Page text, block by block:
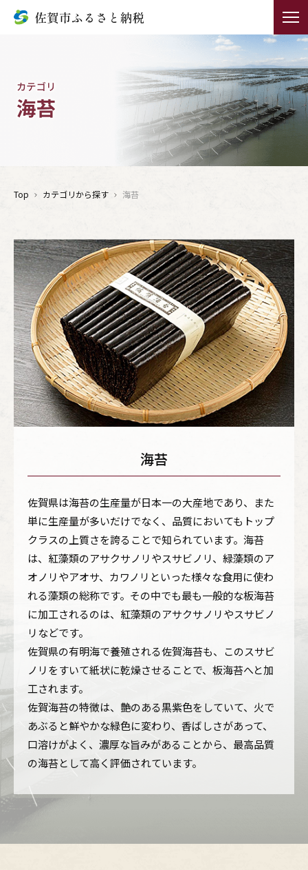
Top カテゴリから探す 海苔
海苔
佐賀県は海苔の生産量が日本一の大産地であり、また
単に生産量が多いだけでなく、品質においてもトップ
クラスの上質さを誇ることで知られています。海苔
は、紅藻類のアサクサノリやスサビノリ、緑藻類のア
オノリやアオサ、カワノリといった様々な食用に使わ
れる藻類の総称です。その中でも最も一般的な板海苔
に加工されるのは、紅藻類のアサクサノリやスサビノ
リなどです。
佐賀県の有明海で養殖される佐賀海苔も、このスサビ
ノリをすいて紙状に乾燥させることで、板海苔へと加
工されます。
佐賀海苔の特徴は、艶のある黒紫色をしていて、火で
あぶると鮮やかな緑色に変わり、香ばしさがあって、
口溶けがよく、濃厚な旨みがあることから、最高品質
の海苔として高く評価されています。